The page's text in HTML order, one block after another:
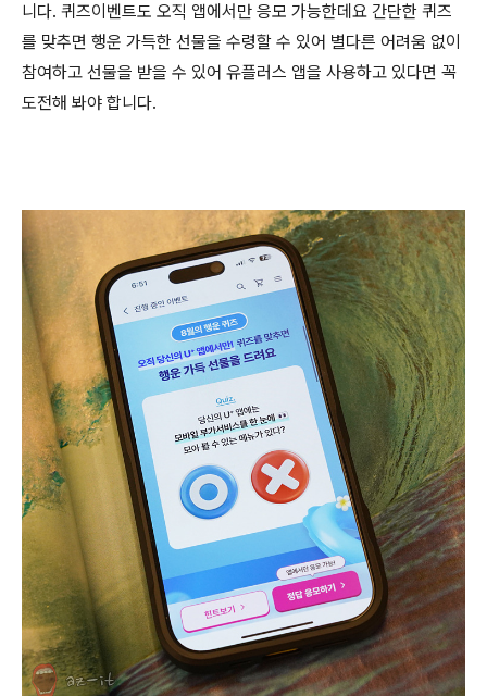
니다. 퀴즈이벤트도 오직 앱에서만 응모 가능한데요 간단한 퀴즈
를 맞추면 행운 가득한 선물을 수령할 수 있어 별다른 어려움 없이
참여하고 선물을 받을 수 있어 유플러스 앱을 사용하고 있다면 꼭
도전해 봐야 합니다.